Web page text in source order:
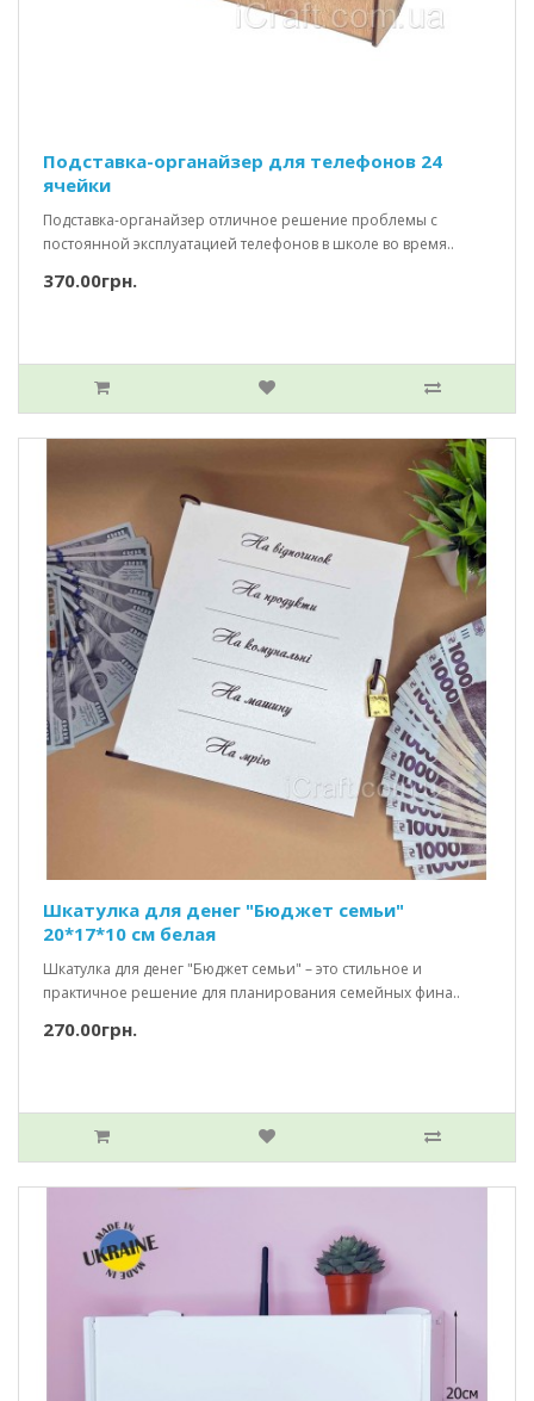
Подставка-органайзер для телефонов 24
ячейки
Подставка-органайзер отличное решение проблемы с
постоянной эксплуатацией телефонов в школе во время..
370.00грн.
Шкатулка для денег "Бюджет семьи"
20*17*10 см белая
Шкатулка для денег "Бюджет семьи" – это стильное и
практичное решение для планирования семейных фина..
270.00грн.